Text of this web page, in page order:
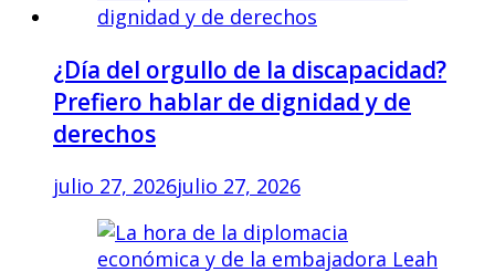
¿Día del orgullo de la discapacidad?
Prefiero hablar de dignidad y de
derechos
julio 27, 2026julio 27, 2026